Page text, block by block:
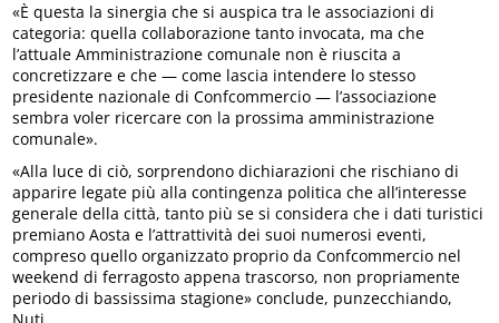
«È questa la sinergia che si auspica tra le associazioni di
categoria: quella collaborazione tanto invocata, ma che
l’attuale Amministrazione comunale non è riuscita a
concretizzare e che — come lascia intendere lo stesso
presidente nazionale di Confcommercio — l’associazione
sembra voler ricercare con la prossima amministrazione
comunale».
«Alla luce di ciò, sorprendono dichiarazioni che rischiano di
apparire legate più alla contingenza politica che all’interesse
generale della città, tanto più se si considera che i dati turistici
premiano Aosta e l’attrattività dei suoi numerosi eventi,
compreso quello organizzato proprio da Confcommercio nel
weekend di ferragosto appena trascorso, non propriamente
periodo di bassissima stagione» conclude, punzecchiando,